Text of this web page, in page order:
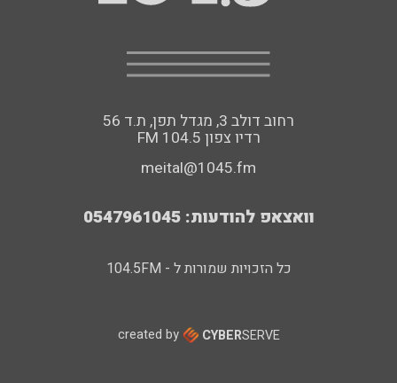
רחוב דולב 3, מגדל תפן, ת.ד 56
FM רדיו צפון 104.5
meital@1045.fm
וואצאפ להודעות: 0547961045
כל הזכויות שמורות ל - 104.5FM
created by CYBERSERVE